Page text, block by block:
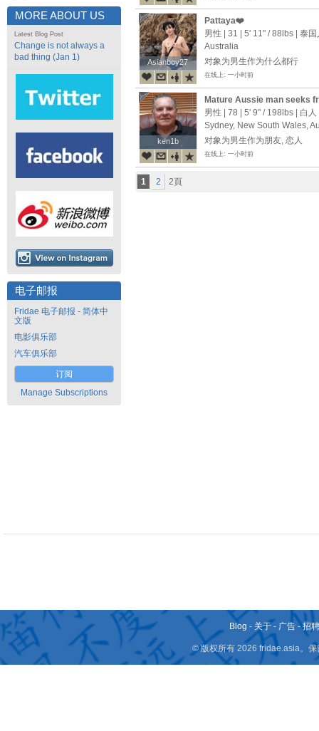
MORE ABOUT US
Latest Blog Post
Change is not always a
bad thing (Jan 1)
电子邮报
Fridae 电子邮报 - 简体中
文版
电影俱乐部
汽车俱乐部
订阅
Manage Subscriptions
Asianboy27
Asianboy27
Pattaya❤️
男性 | 31 | 5' 11" /88lbs | 泰
Australia
对象为男生作为什么都行
在线上: 一小时前
ken1b
ken1b
Mature Aussie man seeks
男性 | 78 | 5' 9" / 198lbs | 白人
Sydney, New South Wales,
对象为男生作为朋友, 恋人
在线上: 一小时前
1 2 2頁
Blog - 关于 - 广告 -招
© 版权所有 2026 fridae.asia。